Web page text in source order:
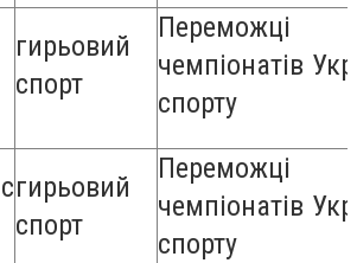
гирьовий
спорт
чемпіонатів
спорту
гирьовий
спорт
чемпіонатів
спорту